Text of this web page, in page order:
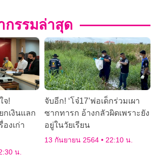
รรมล่าสุด
จ!
เงินแลก
งเก่า
น.
จับอีก! ‘โจ๋17’พ่อเด็กร่วมเผา
ซากทารก อ้างกลัวผิดเพราะยัง
อยู่ในวัยเรียน
13 กันยายน 2564 22:10 น.